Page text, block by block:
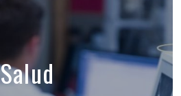
Salud